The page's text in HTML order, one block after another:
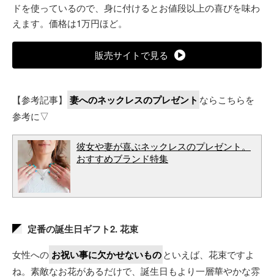
ドを使っているので、身に付けるとお値段以上の喜びを味わ
えます。価格は1万円ほど。
販売サイトで見る
【参考記事】 妻へのネックレスのプレゼント ならこちらを
参考に▽
彼女や妻が喜ぶネックレスのプレゼント。
おすすめブランド特集
定番の誕生日ギフト2. 花束
女性への お祝い事に欠かせないものといえば、花束ですよ
ね。素敵なお花があるだけで、誕生日もより一層華やかな雰